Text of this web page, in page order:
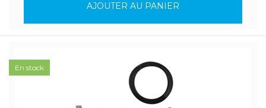
AJOUTER AU PANIER
En stock